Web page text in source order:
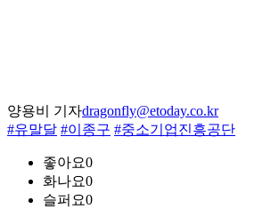
양용비 기자dragonfly@etoday.co.kr
#유말달 #이종구 #중소기업진흥공단
좋아요0
화나요0
슬퍼요0